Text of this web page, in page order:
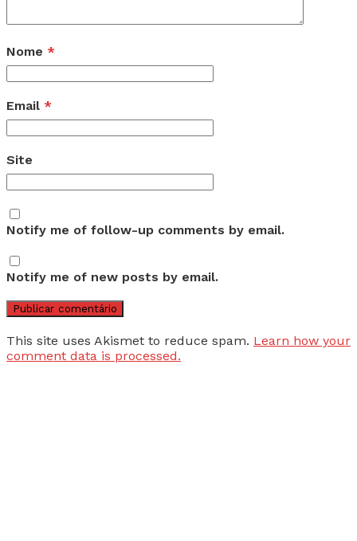
Nome *
Email *
Site
Notify me of follow-up comments by email.
Notify me of new posts by email.
This site uses Akismet to reduce spam. Learn how your
comment data is processed.